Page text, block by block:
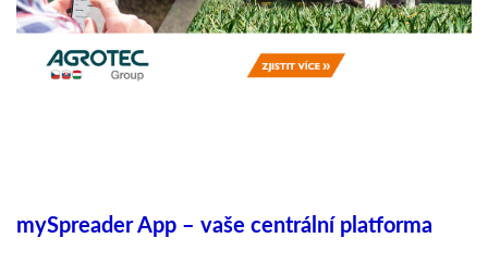
mySpreader App – vaše centrální platforma